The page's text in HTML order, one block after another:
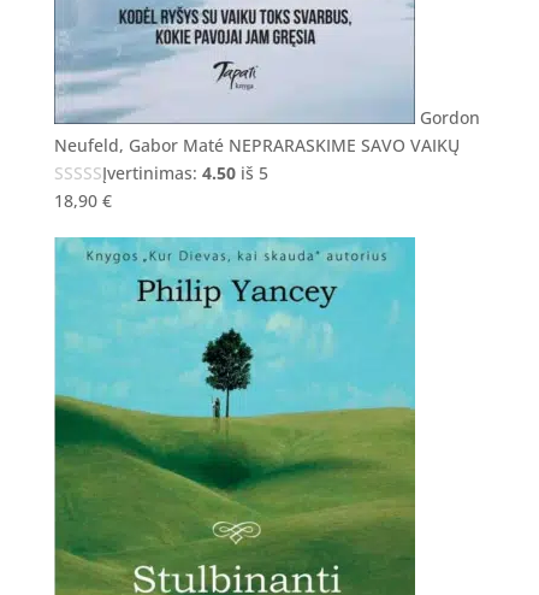
Gordon
Neufeld, Gabor Maté NEPRARASKIME SAVO VAIKŲ
Įvertinimas: 4.50iš 5
18,90 €